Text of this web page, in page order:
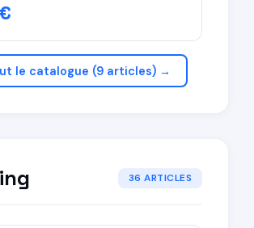
le catalogue (9 articles) →
36 ARTICLES